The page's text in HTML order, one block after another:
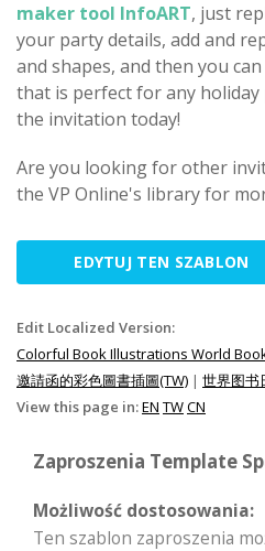
maker tool InfoART, just
your party details, add and
and shapes, and then you
that is perfect for any
the invitation today!
Are you looking for other
the VP Online's library for
EDYTUJ TEN SZABLON
Edit Localized Version:
Colorful Book Illustrations World
邀請函的彩色圖書插圖(TW) | 世界图书
View this page in:EN TWCN
Zaproszenia Template
Możliwość dostosowania:
Ten szablon zaproszenia